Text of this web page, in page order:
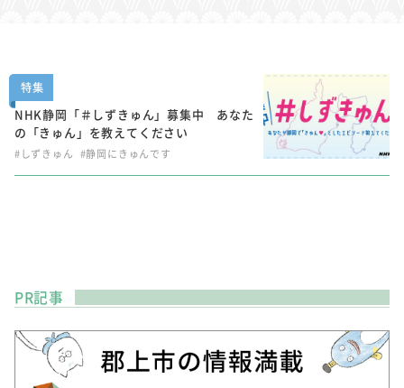
特集
NHK静岡「＃しずきゅん」募集中 あなた
の「きゅん」を教えてください
#しずきゅん #静岡にきゅんです
PR記事